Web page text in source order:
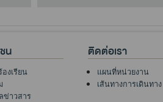
น
องเรียน
ข่าวสาร
ติดต่อเรา
แผนที่หน่วยงาน
เส้นทางการเดินทาง